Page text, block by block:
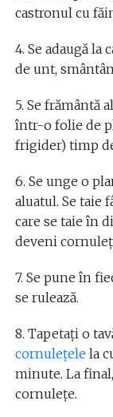
castronul cu
4. Se adaugă la
de unt,
5. Se frământă
într-o folie de
frigider) timp
6. Se unge o
aluatul. Se taie
care se taie în
deveni
7. Se pune în
se rulează.
8. Tapetați o
cornulețelela
minute. La
cornulețe.